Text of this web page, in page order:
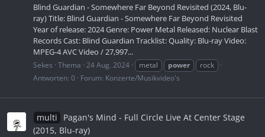
Blind Guardian - Somewhere Far Beyond Revisited (2024, Blu-
ray) Title: Blind Guardian - Somewhere Far Beyond Revisited
Year of release: 2024 Genre: Power Metal Released: Nuclear Blast
Records Cast: Blind Guardian Tracklist: Quality: Blu-ray Video:
MPEG-4 AVC Video / 27,997...
Sekes Thema 24 Aug. 2024 metal power
rock
Antworten: 0
Forum: Konzerte/Musikvideo's
multi
Pagan's Mind - Full Circle Live At Center Stage
(2015, Blu-ray)